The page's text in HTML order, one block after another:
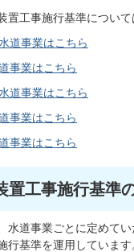
置工事施行基準につい
道事業はこちら
事業はこちら
道事業はこちら
事業はこちら
事業はこちら
置工事施行基準
水道事業ごとに定めて
行基準を運用しています